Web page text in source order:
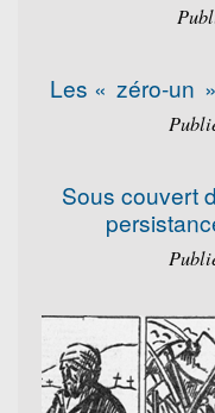
Les « zéro-un
Sous couvert